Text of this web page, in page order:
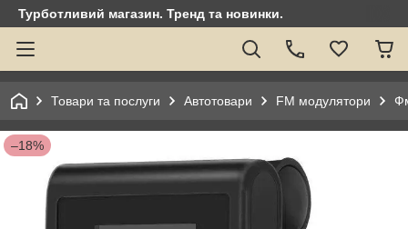
Турботливий магазин. Тренд та новинки.
Товари та послуги Автотовари FM модулятори
–18%